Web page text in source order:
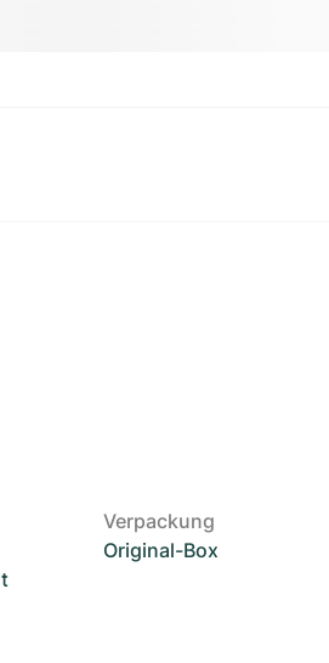
Verpackung
Original-Box